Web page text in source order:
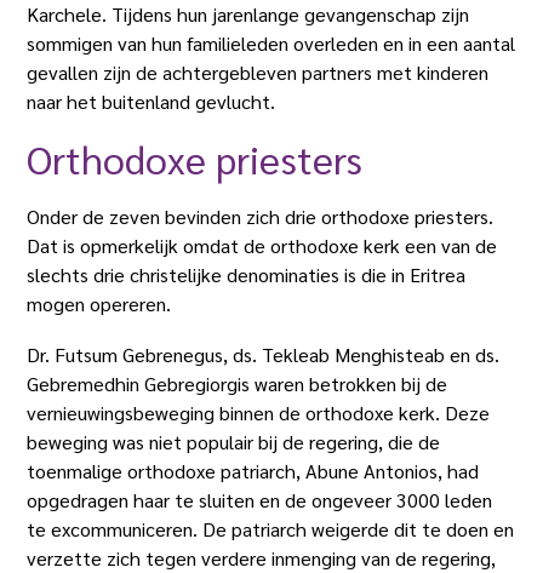
Karchele. Tijdens hun jarenlange gevangenschap zijn
sommigen van hun familieleden overleden en in een aantal
gevallen zijn de achtergebleven partners met kinderen
naar het buitenland gevlucht.
Orthodoxe priesters
Onder de zeven bevinden zich drie orthodoxe priesters.
Dat is opmerkelijk omdat de orthodoxe kerk een van de
slechts drie christelijke denominaties is die in Eritrea
mogen opereren.
Dr. Futsum Gebrenegus, ds. Tekleab Menghisteab en ds.
Gebremedhin Gebregiorgis waren betrokken bij de
vernieuwingsbeweging binnen de orthodoxe kerk. Deze
beweging was niet populair bij de regering, die de
toenmalige orthodoxe patriarch, Abune Antonios, had
opgedragen haar te sluiten en de ongeveer 3000 leden
te excommuniceren. De patriarch weigerde dit te doen en
verzette zich tegen verdere inmenging van de regering,